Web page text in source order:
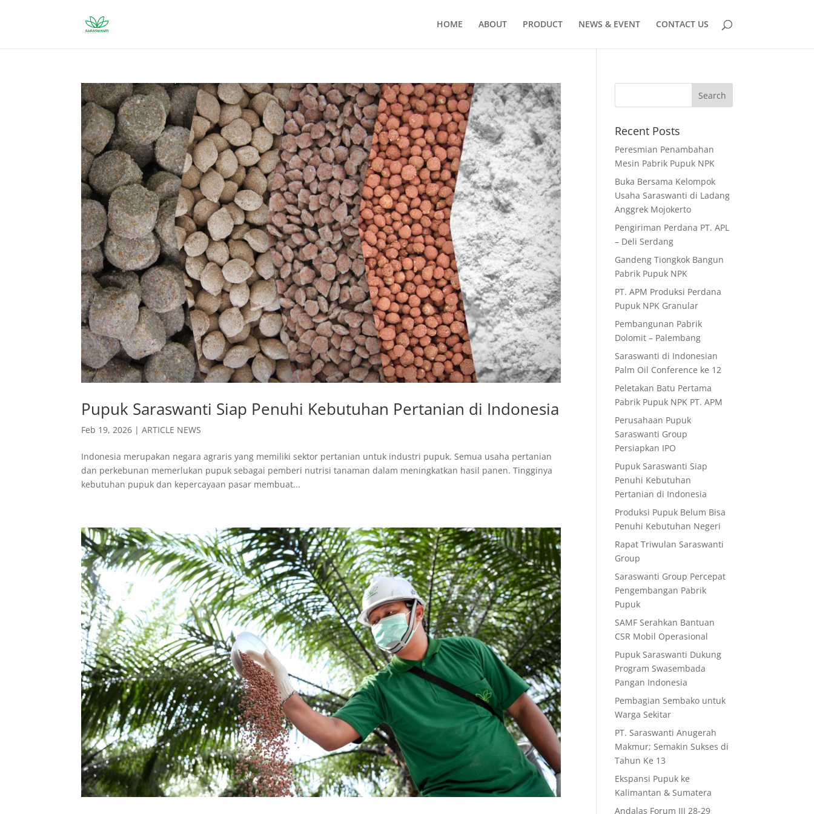
HOME ABOUT PRODUCT NEWS & EVENT CONTACT US
Pupuk Saraswanti Siap Penuhi Kebutuhan Pertanian di Indonesia
Feb 19, 2026 |ARTICLE NEWS
Indonesia merupakan negara agraris yang memiliki sektor pertanian untuk industri pupuk. Semua usaha pertanian
dan perkebunan memerlukan pupuk sebagai pemberi nutrisi tanaman dalam meningkatkan hasil panen. Tingginya
kebutuhan pupuk dan kepercayaan pasar membuat...
Recent Posts
Peresmian Penambahan
Mesin Pabrik Pupuk NPK
Buka Bersama Kelompok
Usaha Saraswanti di Ladang
Anggrek Mojokerto
Pengiriman Perdana PT. APL
– Deli Serdang
Gandeng Tiongkok Bangun
Pabrik Pupuk NPK
PT. APM Produksi Perdana
Pupuk NPK Granular
Pembangunan Pabrik
Dolomit – Palembang
Saraswanti di Indonesian
Palm Oil Conference ke 12
Peletakan Batu Pertama
Pabrik Pupuk NPK PT. APM
Perusahaan Pupuk
Saraswanti Group
Persiapkan IPO
Pupuk Saraswanti Siap
Penuhi Kebutuhan
Pertanian di Indonesia
Produksi Pupuk Belum Bisa
Penuhi Kebutuhan Negeri
Rapat Triwulan Saraswanti
Group
Saraswanti Group Percepat
Pengembangan Pabrik
Pupuk
SAMF Serahkan Bantuan
CSR Mobil Operasional
Pupuk Saraswanti Dukung
Program Swasembada
Pangan Indonesia
Pembagian Sembako untuk
Warga Sekitar
PT. Saraswanti Anugerah
Makmur; Semakin Sukses di
Tahun Ke 13
Ekspansi Pupuk ke
Kalimantan & Sumatera
Andalas Forum III 28-29